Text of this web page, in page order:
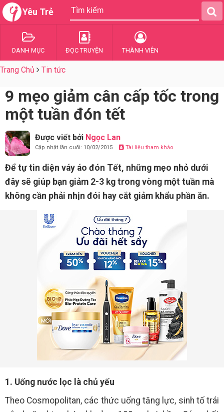
Yêu Trẻ
DANH MỤC ĐỌC TRUYỆN THÀNH VIÊN
Trang Chủ Tin tức
9 mẹo giảm cân cấp tốc trong
một tuần đón tết
Được viết bởi Ngọc Lan
Cập nhật lần cuối: 10/02/2015 Tài liệu tham khảo
Để tự tin diện váy áo đón Tết, những mẹo nhỏ dưới
đây sẽ giúp bạn giảm 2-3 kg trong vòng một tuần mà
không cần phải nhịn đói hay cắt giảm khẩu phần ăn.
1. Uống nước lọc là chủ yếu
Theo Cosmopolitan, các thức uống tăng lực, sinh tố trái